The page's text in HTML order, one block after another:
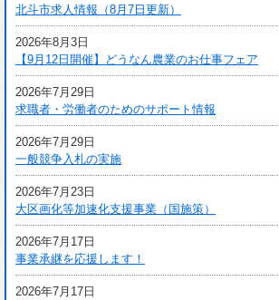
北斗市求人情報（8月7日更新）
2026年8月3日
【9月12日開催】どうなん農業のお仕事フェア
2026年7月29日
求職者・労働者のためのサポート情報
2026年7月29日
一般競争入札の実施
2026年7月23日
大区画化等加速化支援事業（国施策）
2026年7月17日
事業承継を応援します！
2026年7月17日